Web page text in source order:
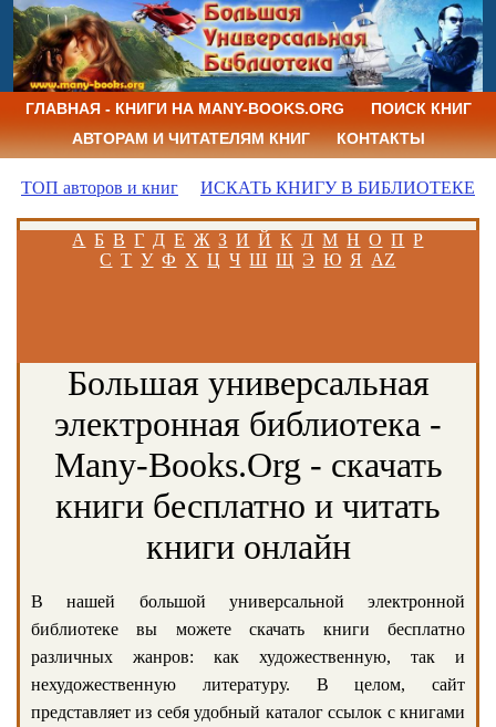
ГЛАВНАЯ - КНИГИ НА MANY-BOOKS.ORG
ПОИСК КНИГ
АВТОРАМ И ЧИТАТЕЛЯМ КНИГ
КОНТАКТЫ
ТОП авторов и книг ИСКАТЬ КНИГУ В БИБЛИОТЕКЕ
А Б В Г Д Е Ж З И Й К Л М Н О П Р
С Т У Ф Х Ц Ч Ш Щ Э Ю Я AZ
Большая универсальная
электронная библиотека -
Many-Books.Org - скачать
книги бесплатно и читать
книги онлайн
В нашей большой универсальной электронной
библиотеке вы можете скачать книги бесплатно
различных жанров: как художественную, так и
нехудожественную литературу. В целом, сайт
представляет из себя удобный каталог ссылок с книгами